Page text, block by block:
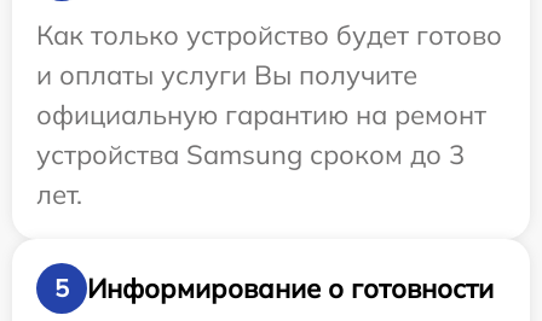
Как только устройство будет готово
и оплаты услуги Вы получите
официальную гарантию на ремонт
устройства Samsung сроком до 3
лет.
5 Информирование о готовности